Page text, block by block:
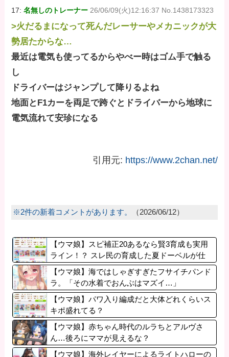
17:名無しのトレーナー 26/06/09(火)12:16:37 No.1438173323
>火だるまになって死んだレーサーやメカニックが大
勢居たからな…
最近は電気も使ってるからやべー時はゴム手で触る
し
ドライバーはジャンプして降りるよね
地面とF1カーを両足で跨ぐとドライバーから地球に
電気流れて安珍になる
引用元: https://www.2chan.net/
※2件の新着コメントがあります。 （2026/06/12）
【ウマ娘】スピ補正20あるなら賢3育成も実用
ライン！？ スレ民の育成した夏ドーベルが仕
上がりつつある件
【ウマ娘】海ではしゃぎすぎたフサイチパンド
ラ。「その水着でおんぶはマズイ…」
【ウマ娘】パワ入り編成だと大体どれくらいス
キポ盛れてる？
【ウマ娘】赤ちゃん時代のルラちとアルヴさ
ん…後ろにママが見えるな？
【ウマ娘】海外レイヤーによるライトハローの